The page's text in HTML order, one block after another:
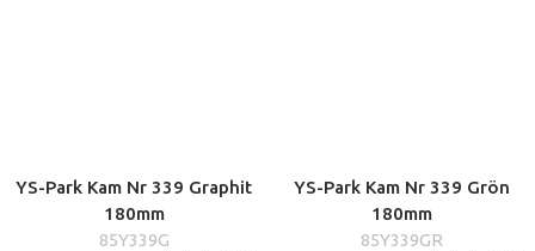
YS-Park Kam Nr 339 Graphit
180mm
85Y339G
YS-Park Kam Nr 339 Grön
180mm
85Y339GR